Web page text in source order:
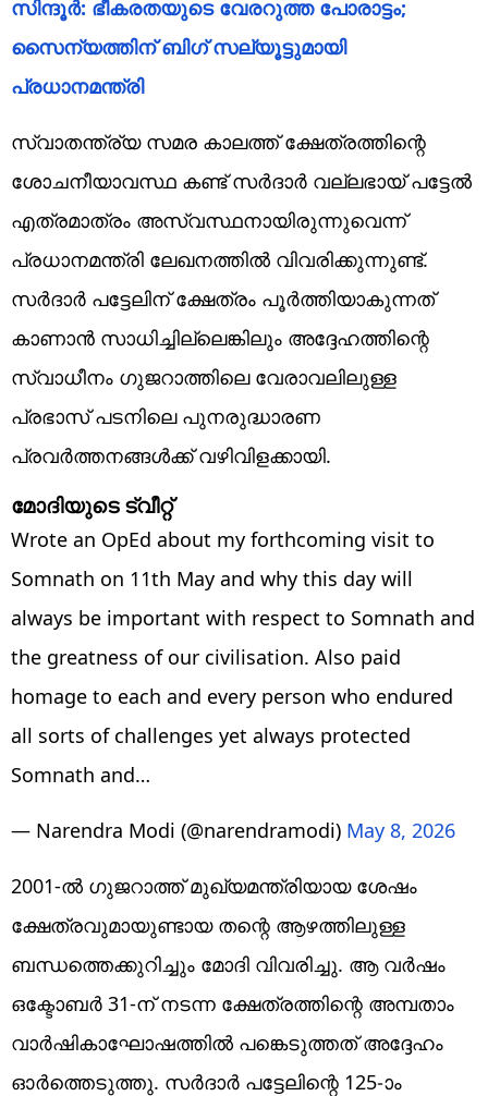
സിന്ദൂർ: ഭീകരതയുടെ വേരറുത്ത പോരാട്ടം;
സൈന്യത്തിന് ബിഗ് സല്യൂട്ടുമായി
പ്രധാനമന്ത്രി
സ്വാതന്ത്ര്യ സമര കാലത്ത് ക്ഷേത്രത്തിന്റെ
ശോചനീയാവസ്ഥ കണ്ട് സർദാർ വല്ലഭായ് പട്ടേൽ
എത്രമാത്രം അസ്വസ്ഥനായിരുന്നുവെന്ന്
പ്രധാനമന്ത്രി ലേഖനത്തിൽ വിവരിക്കുന്നുണ്ട്.
സർദാർ പട്ടേലിന് ക്ഷേത്രം പൂർത്തിയാകുന്നത്
കാണാൻ സാധിച്ചില്ലെങ്കിലും അദ്ദേഹത്തിന്റെ
സ്വാധീനം ഗുജറാത്തിലെ വേരാവലിലുള്ള
പ്രഭാസ് പടനിലെ പുനരുദ്ധാരണ
പ്രവർത്തനങ്ങൾക്ക് വഴിവിളക്കായി.
മോദിയുടെ ട്വീറ്റ്‌
Wrote an OpEd about my forthcoming visit to
Somnath on 11th May and why this day will
always be important with respect to Somnath and
the greatness of our civilisation. Also paid
homage to each and every person who endured
all sorts of challenges yet always protected
Somnath and…
— Narendra Modi (@narendramodi) May 8, 2026
2001-ൽ ഗുജറാത്ത് മുഖ്യമന്ത്രിയായ ശേഷം
ക്ഷേത്രവുമായുണ്ടായ തന്റെ ആഴത്തിലുള്ള
ബന്ധത്തെക്കുറിച്ചും മോദി വിവരിച്ചു. ആ വർഷം
ഒക്ടോബർ 31-ന് നടന്ന ക്ഷേത്രത്തിന്റെ അമ്പതാം
വാർഷികാഘോഷത്തിൽ പങ്കെടുത്തത് അദ്ദേഹം
ഓർത്തെടുത്തു. സർദാർ പട്ടേലിന്റെ 125-ാം